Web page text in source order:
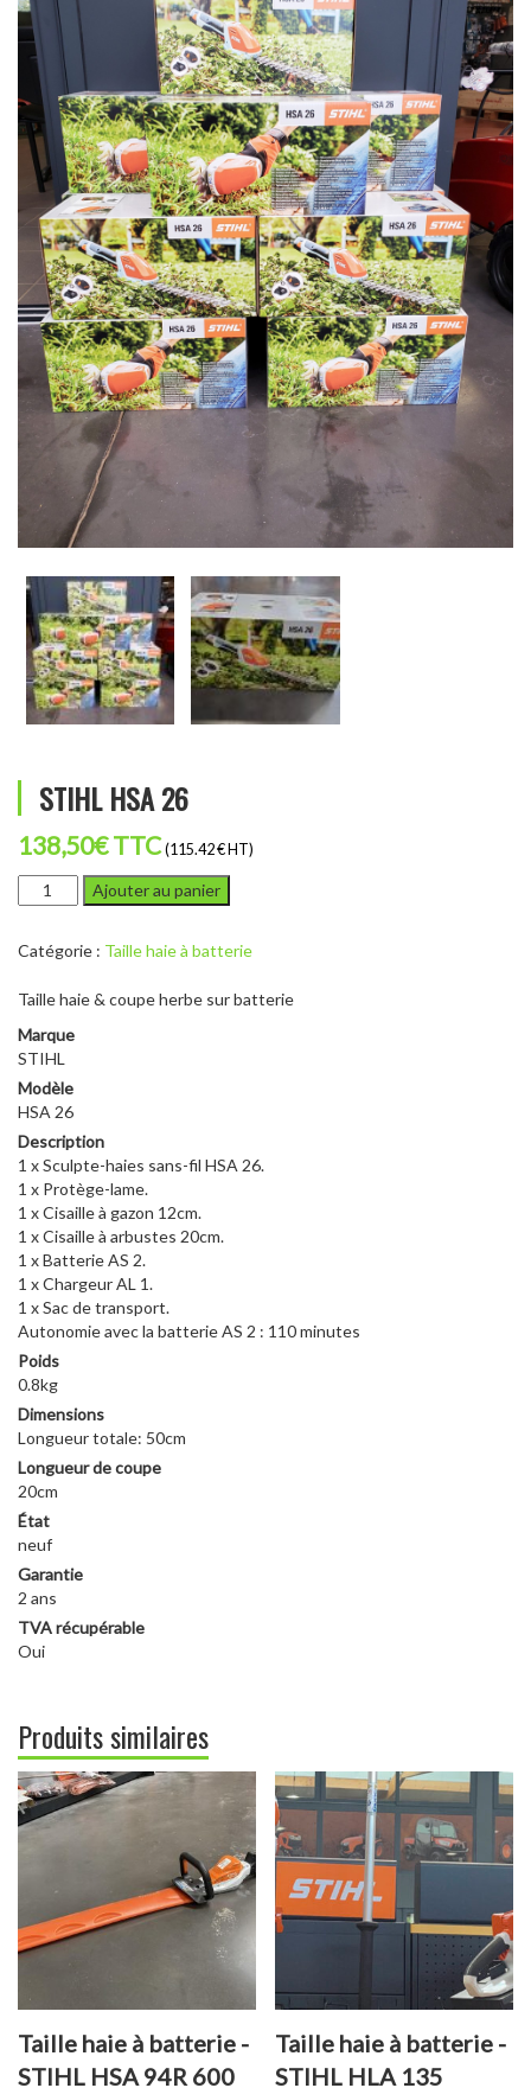
STIHL HSA 26
138,50€TTC (115.42 € HT)
quantité
de
HSA
Ajouter au panier
Catégorie : Taille haie à batterie
Taille haie & coupe herbe sur batterie
Marque
STIHL
Modèle
HSA 26
Description
1 x Sculpte-haies sans-fil HSA 26.
1 x Protège-lame.
1 x Cisaille à gazon 12cm.
1 x Cisaille à arbustes 20cm.
1 x Batterie AS 2.
1 x Chargeur AL 1.
1 x Sac de transport.
Autonomie avec la batterie AS 2 : 110 minutes
Poids
0.8kg
Dimensions
Longueur totale: 50cm
Longueur de coupe
20cm
État
neuf
Garantie
2 ans
TVA récupérable
Oui
Produits similaires
Taille haie à batterie -
STIHL HSA 94R 600
Taille haie à batterie -
STIHL HLA 135